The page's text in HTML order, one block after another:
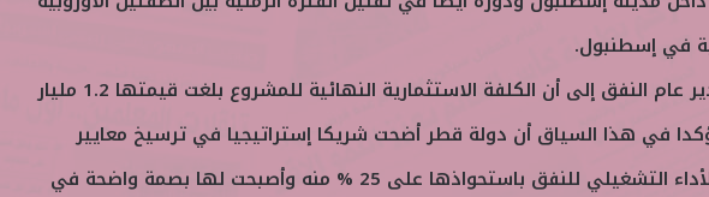
في إسطنبول.
وأشار مدير عام النفق إلى أن الكلفة الاستثمارية النهائية للمشروع بلغت قيمتها 1.2 مليار
في هذا السياق أن دولة قطر أضحت شريكا إستراتيجيا في ترسيخ معايير
عالمية للأداء التشغيلي للنفق باستحواذها على 25 % منه وأصبحت لها بصمة واضحة في